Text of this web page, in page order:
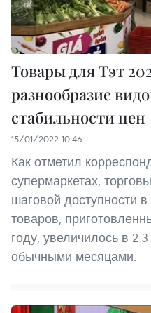
Товары для Тэт
разнообразие
стабильности цен
15/01/2022 10:46
Как отметил
супермаркетах,
шаговой доступности
товаров,
году, увеличилось в 2-
обычными месяцами.